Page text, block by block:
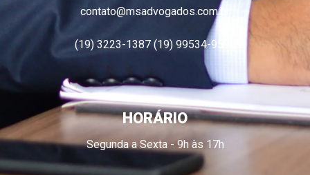
contato@msadvogados.com.br
(19) 3223-1387 (19) 99534-9596
HORÁRIO
Segunda a Sexta - 9h às 17h